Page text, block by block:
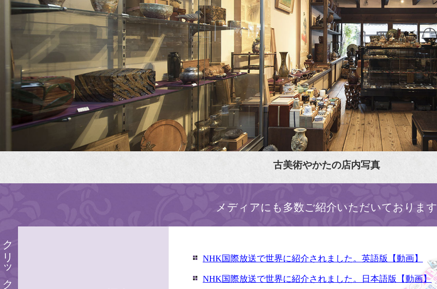
古美術やかたの店内写真
メディアにも多数ご紹介いただいております
NHK国際放送で世界に紹介されました。英語版【動画】
NHK国際放送で世界に紹介されました。日本語版【動画】